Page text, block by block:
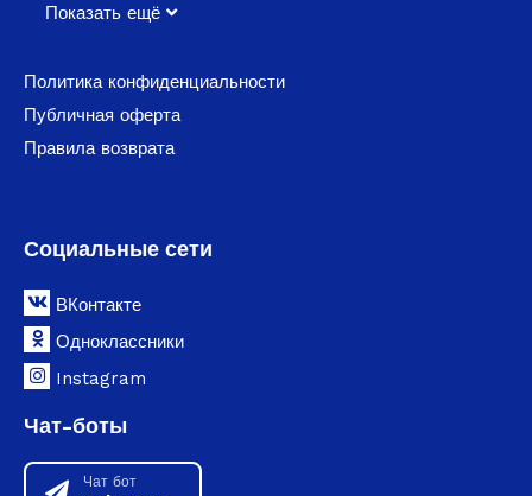
Показать ещё
Политика конфиденциальности
Публичная оферта
Правила возврата
Социальные сети
ВКонтакте
Одноклассники
Instagram
Чат-боты
Чат бот